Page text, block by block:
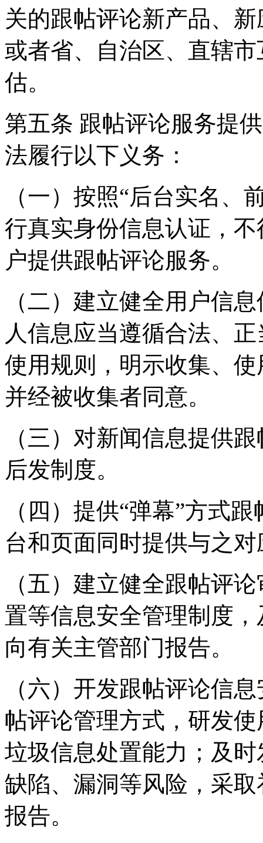
关的跟帖评论新产品、
或者省、自治区、直辖
估。
第五条 跟帖评论服务提
法履行以下义务：
（一）按照“后台实名、
行真实身份信息认证，
户提供跟帖评论服务。
（二）建立健全用户信
人信息应当遵循合法、
使用规则，明示收集、
并经被收集者同意。
（三）对新闻信息提供
后发制度。
（四）提供“弹幕”方式
台和页面同时提供与之
（五）建立健全跟帖评
置等信息安全管理制度
向有关主管部门报告。
（六）开发跟帖评论信
帖评论管理方式，研发
垃圾信息处置能力；及
缺陷、漏洞等风险，采
报告。